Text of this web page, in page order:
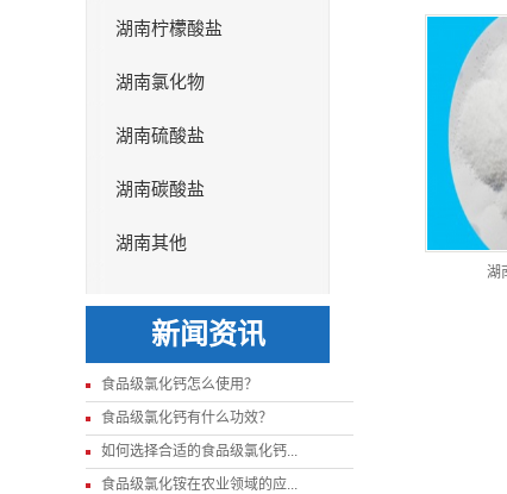
湖南柠檬酸盐
湖南氯化物
湖南硫酸盐
湖南碳酸盐
湖南其他
新闻资讯
食品级氯化钙怎么使用？
食品级氯化钙有什么功效？
如何选择合适的食品级氯化钙...
食品级氯化铵在农业领域的应...
湖